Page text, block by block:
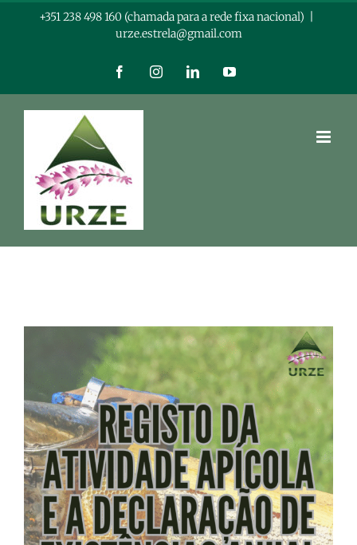
+351 238 498 160 (chamada para a rede fixa nacional)
urze.estrela@gmail.com
FacebookInstagramLinkedInYouTube
Image